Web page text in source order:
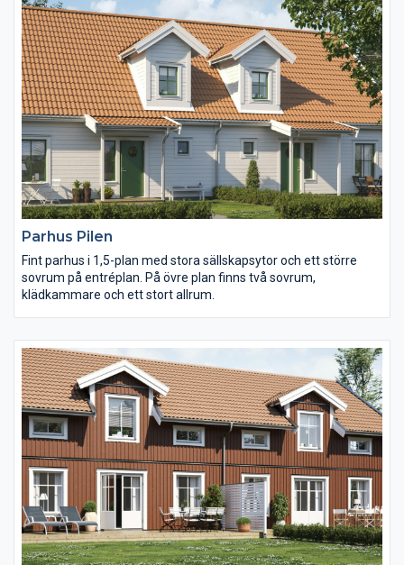
Parhus Pilen
Fint parhus i 1,5-plan med stora sällskapsytor och ett större
sovrum på entréplan. På övre plan finns två sovrum,
klädkammare och ett stort allrum.